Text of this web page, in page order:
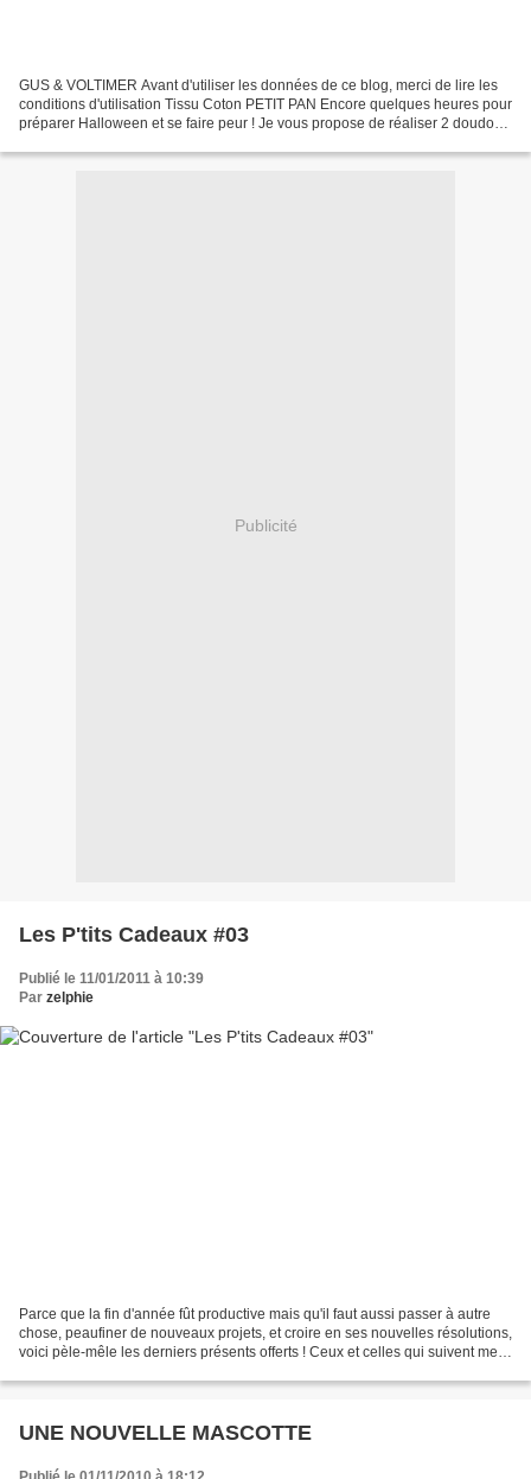
GUS & VOLTIMER Avant d'utiliser les données de ce blog, merci de lire les
conditions d'utilisation Tissu Coton PETIT PAN Encore quelques heures pour
préparer Halloween et se faire peur ! Je vous propose de réaliser 2 doudous
Publicité
Les P'tits Cadeaux #03
Publié le 11/01/2011 à 10:39
Par zelphie
Parce que la fin d'année fût productive mais qu'il faut aussi passer à autre
chose, peaufiner de nouveaux projets, et croire en ses nouvelles résolutions,
voici pèle-mêle les derniers présents offerts ! Ceux et celles qui suivent mes
UNE NOUVELLE MASCOTTE